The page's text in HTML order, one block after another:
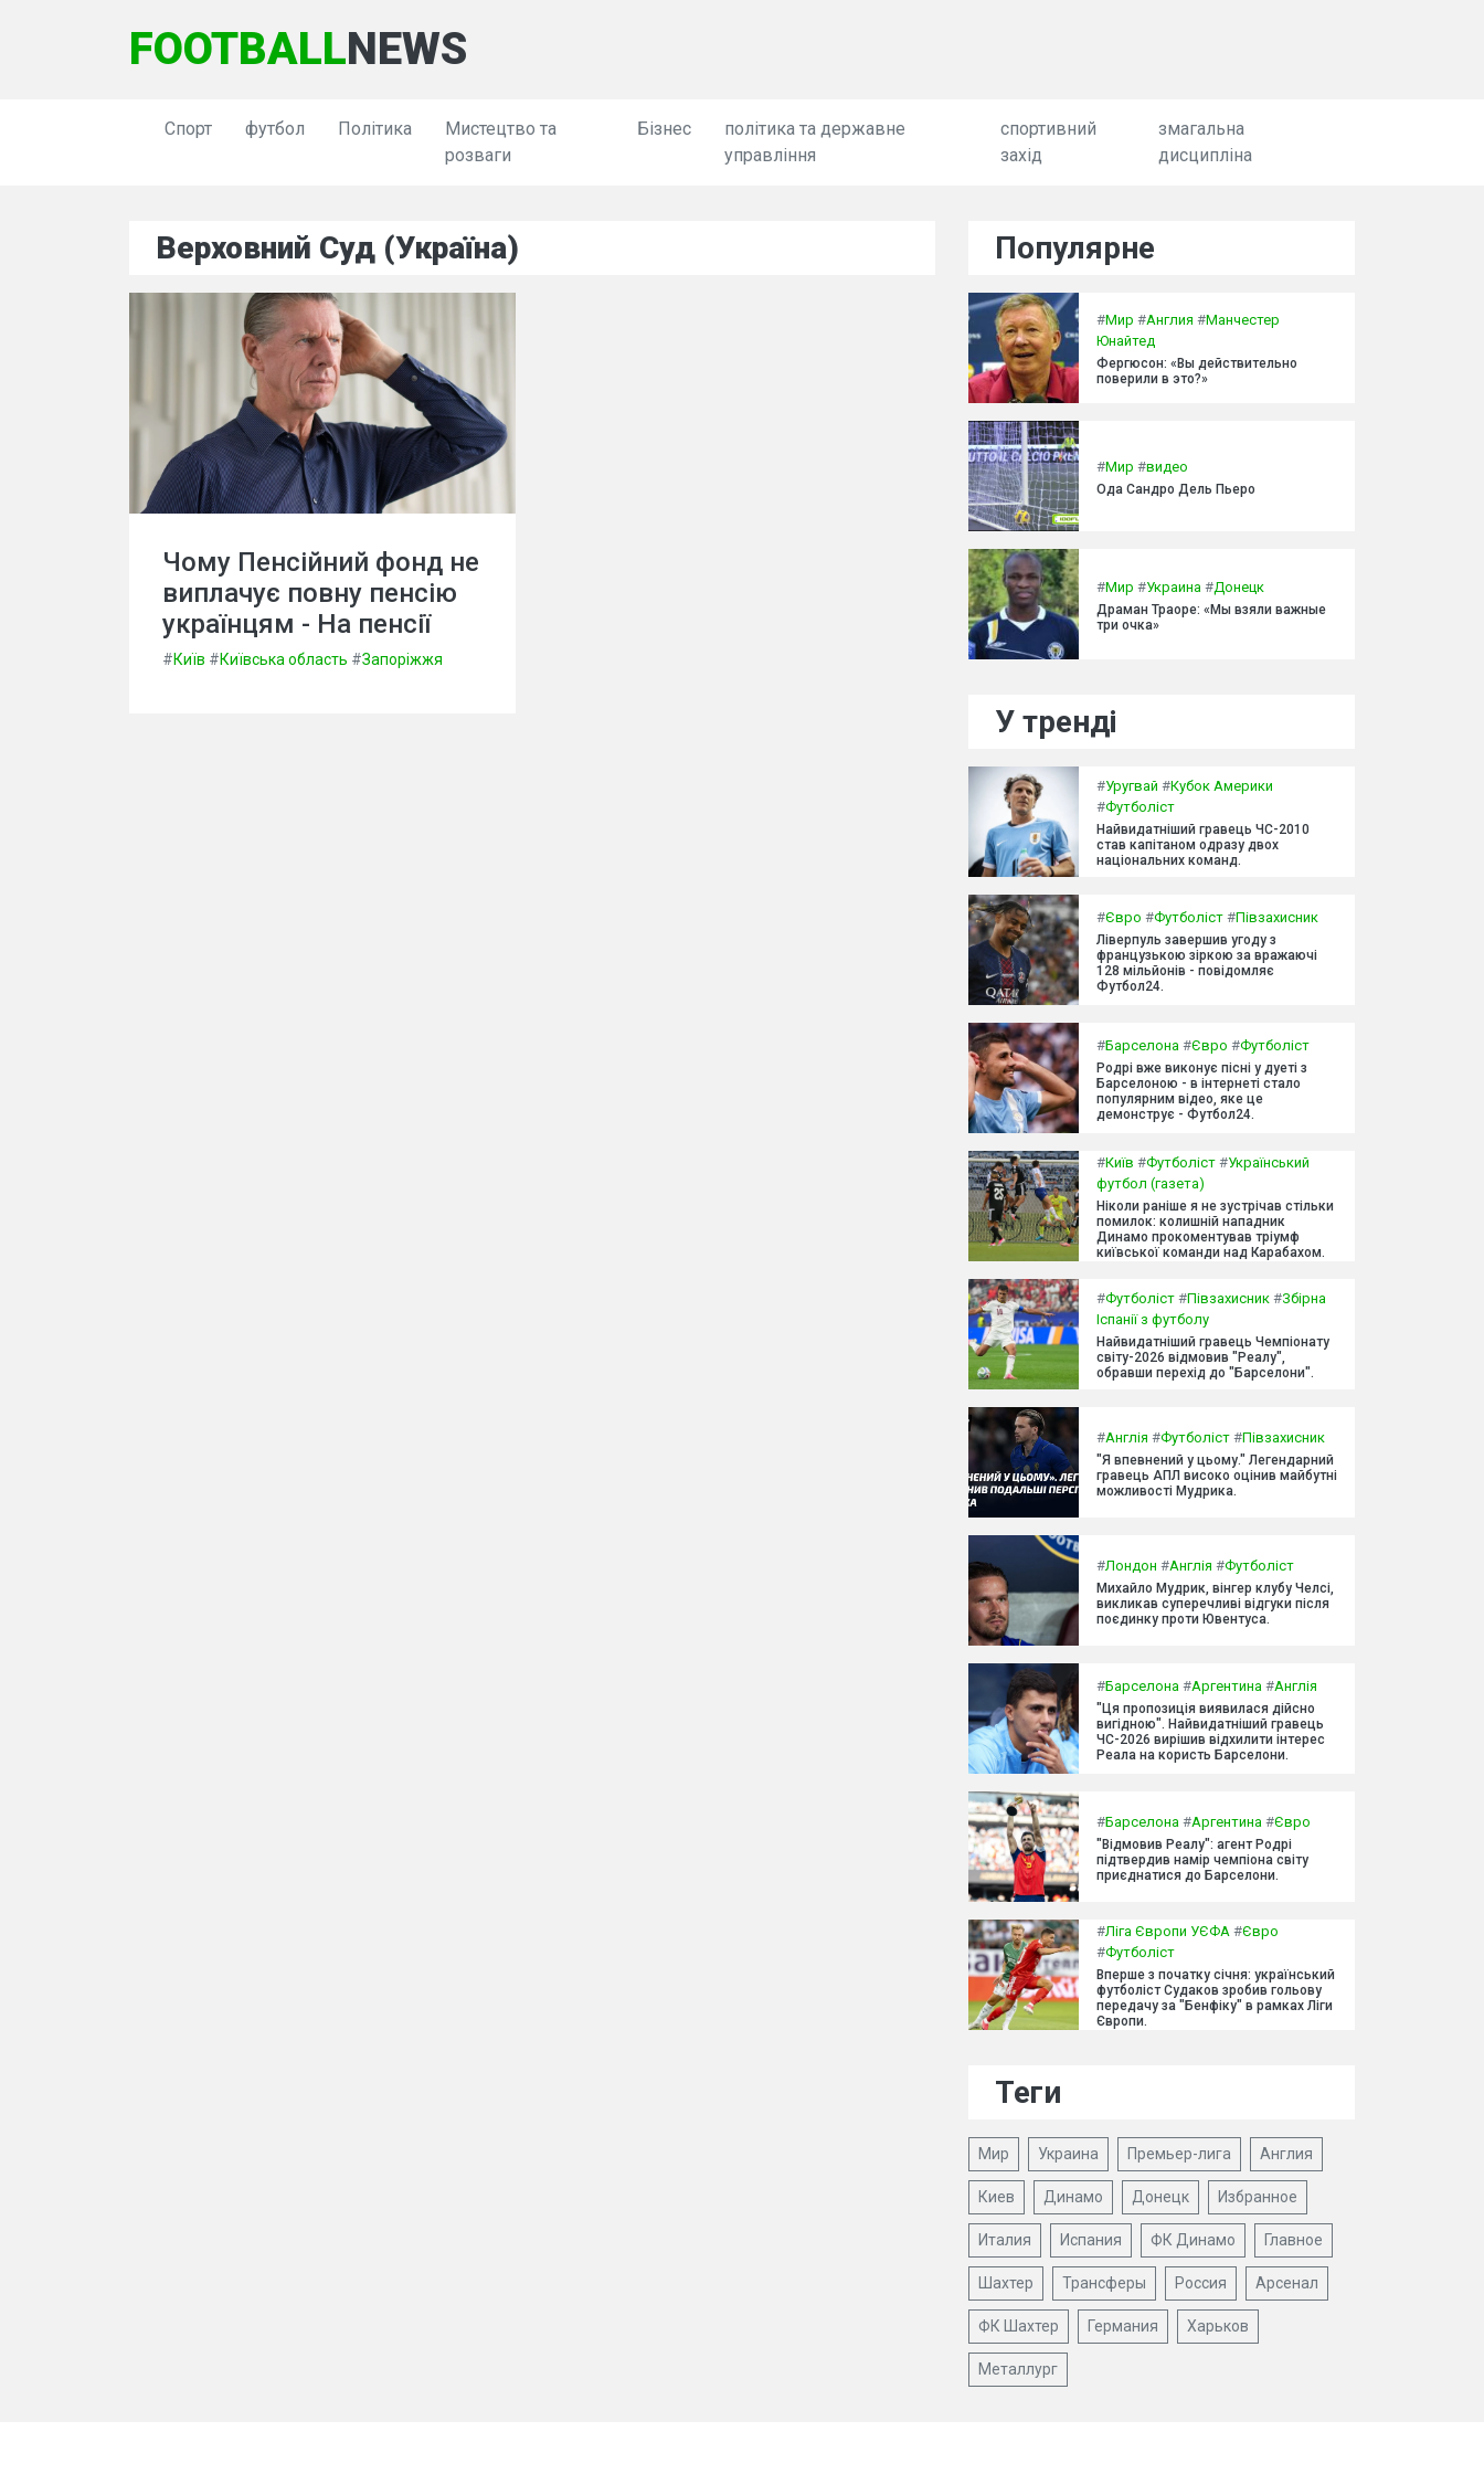
FOOTBALLNEWS
Спорт футбол Політика
Мистецтво та
розваги
Бізнес
політика та державне
управління
спортивний
захід
змагальна
дисципліна
Верховний Суд (Україна)
Чому Пенсійний фонд не
виплачує повну пенсію
українцям - На пенсії
#Київ #Київська область #Запоріжжя
Популярне
#Мир #Англия #Манчестер
Юнайтед
Фергюсон: «Вы действительно
поверили в это?»
#Мир #видео
Ода Сандро Дель Пьеро
#Мир #Украина #Донецк
Драман Траоре: «Мы взяли важные
три очка»
У тренді
#Уругвай #Кубок Америки
#Футболіст
Найвидатніший гравець ЧС-2010
став капітаном одразу двох
національних команд.
#Євро #Футболіст #Півзахисник
Ліверпуль завершив угоду з
французькою зіркою за вражаючі
128 мільйонів - повідомляє
Футбол24.
#Барселона #Євро #Футболіст
Родрі вже виконує пісні у дуеті з
Барселоною - в інтернеті стало
популярним відео, яке це
демонструє - Футбол24.
#Київ #Футболіст #Український
футбол (газета)
Ніколи раніше я не зустрічав стільки
помилок: колишній нападник
Динамо прокоментував тріумф
київської команди над Карабахом.
#Футболіст #Півзахисник #Збірна
Іспанії з футболу
Найвидатніший гравець Чемпіонату
світу-2026 відмовив "Реалу",
обравши перехід до "Барселони".
#Англія #Футболіст #Півзахисник
"Я впевнений у цьому." Легендарний
гравець АПЛ високо оцінив майбутні
можливості Мудрика.
#Лондон #Англія #Футболіст
Михайло Мудрик, вінгер клубу Челсі,
викликав суперечливі відгуки після
поєдинку проти Ювентуса.
#Барселона #Аргентина #Англія
"Ця пропозиція виявилася дійсно
вигідною". Найвидатніший гравець
ЧС-2026 вирішив відхилити інтерес
Реала на користь Барселони.
#Барселона #Аргентина #Євро
"Відмовив Реалу": агент Родрі
підтвердив намір чемпіона світу
приєднатися до Барселони.
#Ліга Європи УЄФА #Євро
#Футболіст
Вперше з початку січня: український
футболіст Судаков зробив гольову
передачу за "Бенфіку" в рамках Ліги
Європи.
Теги
Мир Украина Премьер-лига Англия
Киев Динамо Донецк Избранное
Италия Испания ФК Динамо Главное
Шахтер Трансферы Россия Арсенал
ФК Шахтер Германия Харьков
Металлург